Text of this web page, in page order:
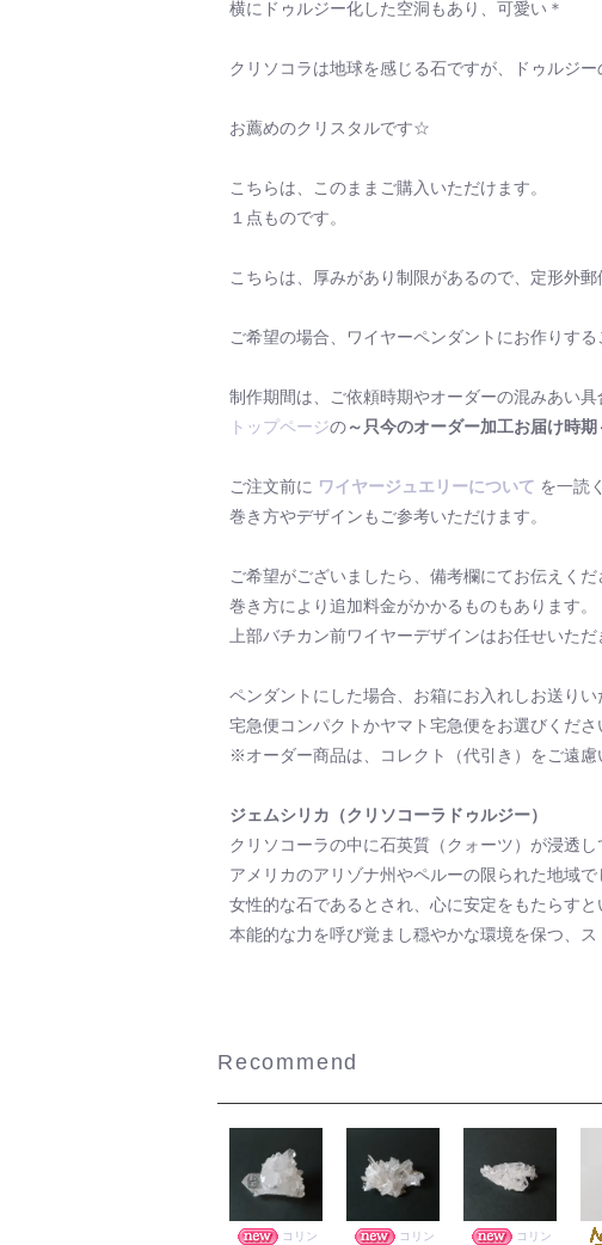
横にドゥルジー化した空洞もあり、可愛い＊
クリソコラは地球を感じる石ですが、ドゥルジ
お薦めのクリスタルです☆
こちらは、このままご購入いただけます。
１点ものです。
こちらは、厚みがあり制限があるので、定形外
ご希望の場合、ワイヤーペンダントにお作りす
制作期間は、ご依頼時期やオーダーの混みあい具
トップページの～只今のオーダー加工お届け時期
ご注文前に ワイヤージュエリーについて を一読
巻き方やデザインもご参考いただけます。
ご希望がございましたら、備考欄にてお伝えくだ
巻き方により追加料金がかかるものもあります。
上部バチカン前ワイヤーデザインはお任せいた
ペンダントにした場合、お箱にお入れしお送り
宅急便コンパクトかヤマト宅急便をお選びくださ
※オーダー商品は、コレクト（代引き）をご遠慮
ジェムシリカ（クリソコーラドゥルジー）
クリソコーラの中に石英質（クォーツ）が浸透
アメリカのアリゾナ州やペルーの限られた地域で
女性的な石であるとされ、心に安定をもたらすと
本能的な力を呼び覚まし穏やかな環境を保つ、
Recommend
コリン
コリン
コリン